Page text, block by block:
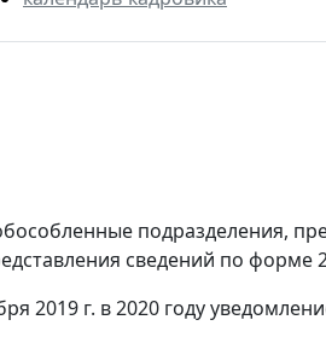
подразделения,
сведений по
2019 г. в 2020 году